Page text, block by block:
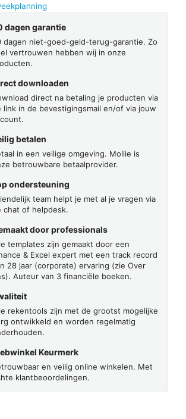
dagen garantie
dagen niet-goed-geld-terug-garantie. Zo
vertrouwen hebben wij in onze
downloaden
direct na betaling je producten via
link in de bevestigingsmail en/of via jouw
betalen
in een veilige omgeving. Mollie is
betrouwbare betaalprovider.
ondersteuning
team helpt je met al je vragen via
chat of helpdesk.
door professionals
templates zijn gemaakt door een
& Excel expert met een track record
28 jaar (corporate) ervaring (zie Over
Auteur van 3 financiële boeken.
rekentools zijn met de grootst mogelijke
ontwikkeld en worden regelmatig
Keurmerk
en veilig online winkelen. Met
klantbeoordelingen.